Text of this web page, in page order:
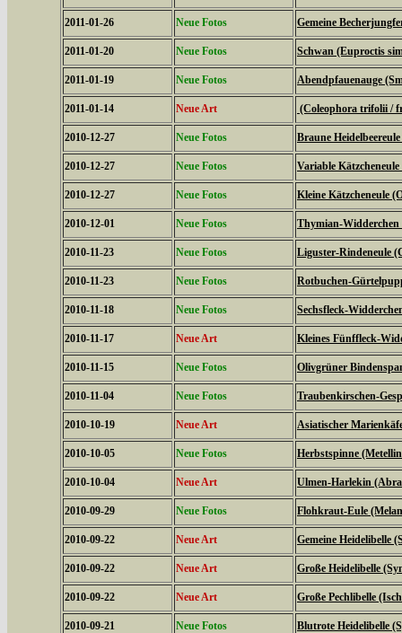
2011-01-26 Neue Fotos Gemeine
2011-01-20 Neue Fotos Schwan (Euproctis
2011-01-19 Neue Fotos Abendpfauenauge
2011-01-14 Neue Art (Coleophora trifolii /
2010-12-27 Neue Fotos Braune
2010-12-27 Neue Fotos Variable
2010-12-27 Neue Fotos Kleine Kätzcheneule
2010-12-01 Neue Fotos Thymian-
2010-11-23 Neue Fotos Liguster-Rindeneule
2010-11-23 Neue Fotos Rotbuchen-
2010-11-18 Neue Fotos Sechsfleck-
2010-11-17 Neue Art Kleines Fünffleck-
2010-11-15 Neue Fotos Olivgrüner
2010-11-04 Neue Fotos Traubenkirschen-
2010-10-19 Neue Art Asiatischer
2010-10-05 Neue Fotos Herbstspinne
2010-10-04 Neue Art Ulmen-Harlekin
2010-09-29 Neue Fotos Flohkraut-Eule
2010-09-22 Neue Art Gemeine Heidelibelle
2010-09-22 Neue Art Große Heidelibelle
2010-09-22 Neue Art Große Pechlibelle
2010-09-21 Neue Fotos Blutrote Heidelibelle